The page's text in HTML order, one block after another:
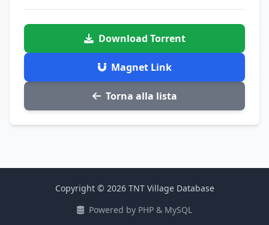
Download Torrent
Magnet Link
Torna alla lista
Copyright © 2026 TNT Village Database
Powered by PHP & MySQL